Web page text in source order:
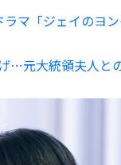
マ「ジェイのヨ
…元大統領夫人と